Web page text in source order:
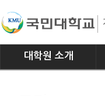
대학원 소개